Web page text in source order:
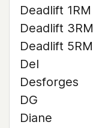
Deadlift 1RM
Deadlift 3RM
Deadlift 5RM
Del
Desforges
DG
Diane